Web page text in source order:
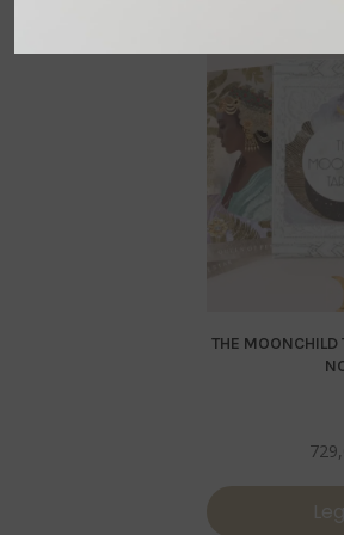
THE MOONCHILD